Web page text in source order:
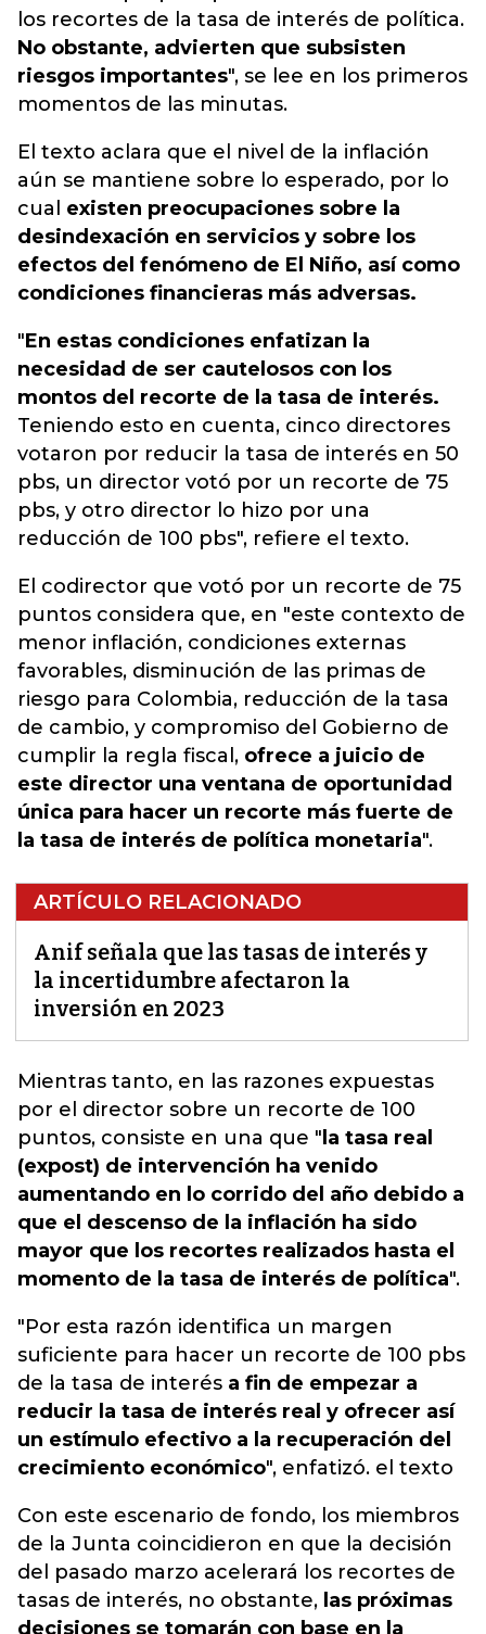
los recortes de la tasa de interés de política.
No obstante, advierten que subsisten
riesgos importantes", se lee en los primeros
momentos de las minutas.
El texto aclara que el nivel de la inflación
aún se mantiene sobre lo esperado, por lo
cual existen preocupaciones sobre la
desindexación en servicios y sobre los
efectos del fenómeno de El Niño, así como
condiciones financieras más adversas.
"En estas condiciones enfatizan la
necesidad de ser cautelosos con los
montos del recorte de la tasa de interés.
Teniendo esto en cuenta, cinco directores
votaron por reducir la tasa de interés en 50
pbs, un director votó por un recorte de 75
pbs, y otro director lo hizo por una
reducción de 100 pbs", refiere el texto.
El codirector que votó por un recorte de 75
puntos considera que, en "este contexto de
menor inflación, condiciones externas
favorables, disminución de las primas de
riesgo para Colombia, reducción de la tasa
de cambio, y compromiso del Gobierno de
cumplir la regla fiscal, ofrece a juicio de
este director una ventana de oportunidad
única para hacer un recorte más fuerte de
la tasa de interés de política monetaria".
ARTÍCULO RELACIONADO
Anif señala que las tasas de interés y
la incertidumbre afectaron la
inversión en 2023
Mientras tanto, en las razones expuestas
por el director sobre un recorte de 100
puntos, consiste en una que " la tasa real
(expost) de intervención ha venido
aumentando en lo corrido del año debido a
que el descenso de la inflación ha sido
mayor que los recortes realizados hasta el
momento de la tasa de interés de política".
"Por esta razón identifica un margen
suficiente para hacer un recorte de 100 pbs
de la tasa de interés a fin de empezar a
reducir la tasa de interés real y ofrecer así
un estímulo efectivo a la recuperación del
crecimiento económico", enfatizó. el texto
Con este escenario de fondo, los miembros
de la Junta coincidieron en que la decisión
del pasado marzo acelerará los recortes de
tasas de interés, no obstante, las próximas
decisiones se tomarán con base en la